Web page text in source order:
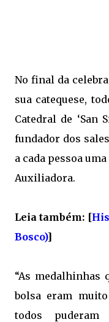
No final da
sua catequese,
Catedral de ‘San
fundador dos
a cada pessoa
Auxiliadora.
Leia também: [
Bosco)]
“As medalhinhas
bolsa eram
todos